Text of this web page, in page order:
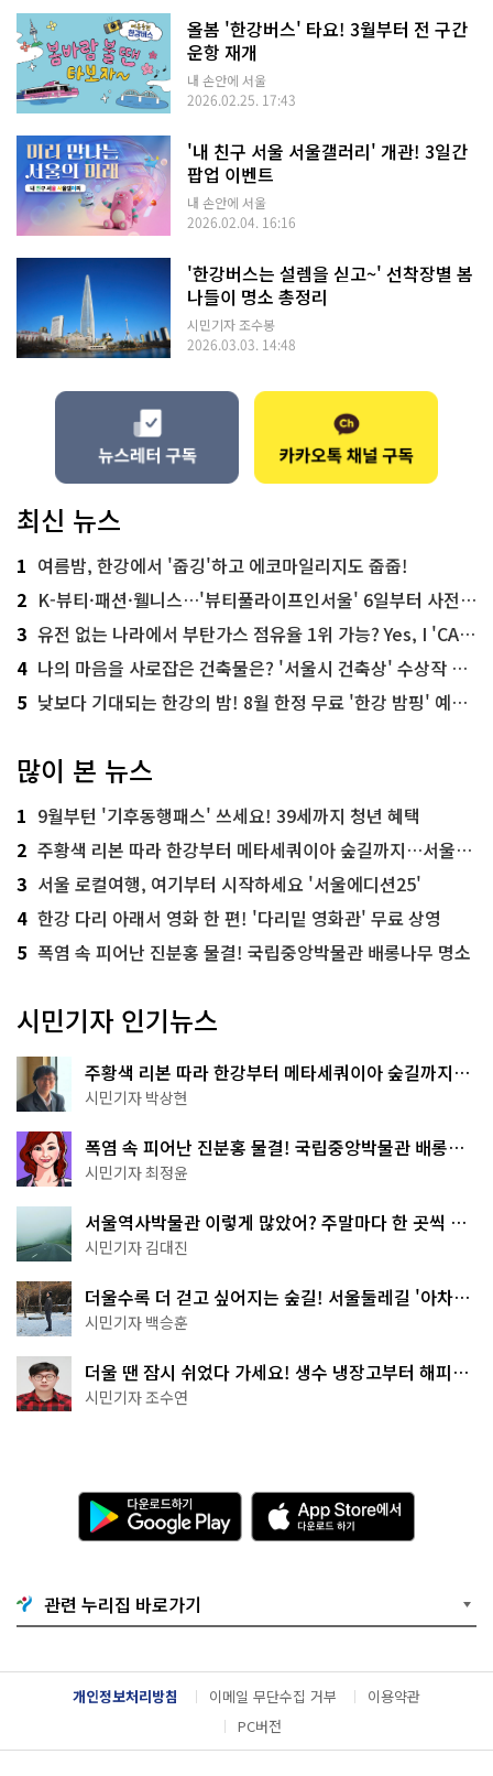
올봄 '한강버스' 타요! 3월부터 전 구간
운항 재개
내 손안에 서울
2026.02.25. 17:43
'내 친구 서울 서울갤러리' 개관! 3일간
팝업 이벤트
내 손안에 서울
2026.02.04. 16:16
'한강버스는 설렘을 싣고~' 선착장별 봄
나들이 명소 총정리
시민기자 조수봉
2026.03.03. 14:48
최신 뉴스
1 여름밤, 한강에서 '줍깅'하고 에코마일리지도 줍줍!
2 K-뷰티·패션·웰니스…'뷰티풀라이프인서울' 6일부터 사전 예약
3 유전 없는 나라에서 부탄가스 점유율 1위 가능? Yes, I 'CAN'
4 나의 마음을 사로잡은 건축물은? '서울시 건축상' 수상작 공개!
5 낮보다 기대되는 한강의 밤! 8월 한정 무료 '한강 밤핑' 예약은?
많이 본 뉴스
1 9월부턴 '기후동행패스' 쓰세요! 39세까지 청년 혜택
2 주황색 리본 따라 한강부터 메타세쿼이아 숲길까지…서울둘레길 15코스
3 서울 로컬여행, 여기부터 시작하세요 '서울에디션25'
4 한강 다리 아래서 영화 한 편! '다리밑 영화관' 무료 상영
5 폭염 속 피어난 진분홍 물결! 국립중앙박물관 배롱나무 명소
시민기자 인기뉴스
주황색 리본 따라 한강부터 메타세쿼이아 숲길까지…
서울둘레길 15코스
시민기자 박상현
폭염 속 피어난 진분홍 물결! 국립중앙박물관 배롱나
무 명소
시민기자 최정윤
서울역사박물관 이렇게 많았어? 주말마다 한 곳씩 떠
나는 역사 산책
시민기자 김대진
더울수록 더 걷고 싶어지는 숲길! 서울둘레길 '아차산
코스'
시민기자 백승훈
더울 땐 잠시 쉬었다 가세요! 생수 냉장고부터 해피소
·무더위쉼터까지
시민기자 조수연
다
운
로
기
G
o
g
l
e
l
A
p
p
e
서
다
운
드
관련 누리집 바로가기
개인정보처리방침 이메일 무단수집 거부
이용약관
PC버전